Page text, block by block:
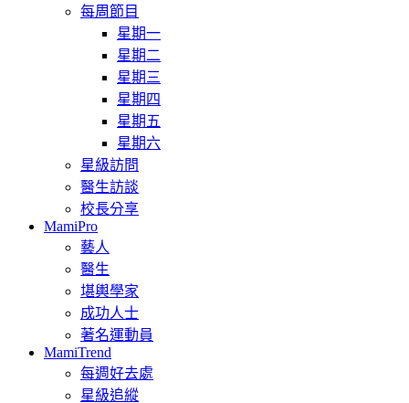
每周節目
星期一
星期二
星期三
星期四
星期五
星期六
星級訪問
醫生訪談
校長分享
MamiPro
藝人
醫生
堪輿學家
成功人士
著名運動員
MamiTrend
每週好去處
星級追縱